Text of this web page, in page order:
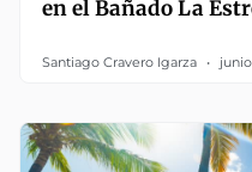
en el Bañado La
Santiago Cravero Igarza